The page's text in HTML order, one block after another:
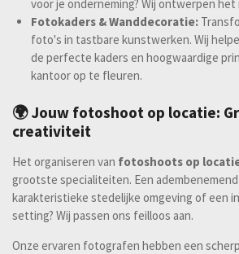
voor je onderneming? Wij ontwerpen het
Fotokaders & Wanddecoratie:
foto's in tastbare kunstwerken. Wij
de perfecte kaders en hoogwaardige
kantoor op te fleuren.
🌍 Jouw fotoshoot op locatie:
creativiteit
Het organiseren van fotoshoots op
grootste specialiteiten. Een
karakteristieke stedelijke omgeving of een
setting? Wij passen ons feilloos aan.
Onze ervaren fotografen hebben een